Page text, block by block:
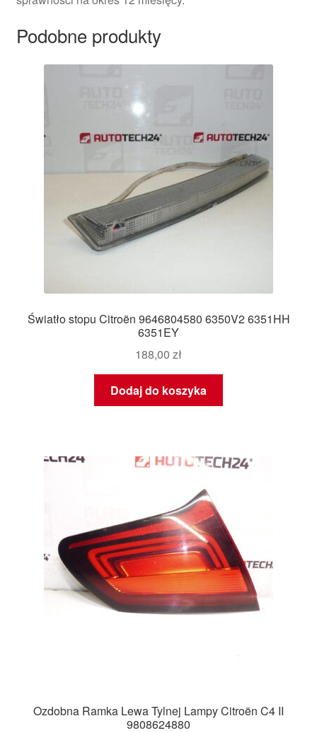
Podobne produkty
Światło stopu Citroën 9646804580 6350V2 6351HH
6351EY
188,00 zł
Dodaj do koszyka
Ozdobna Ramka Lewa Tylnej Lampy Citroën C4 II
9808624880